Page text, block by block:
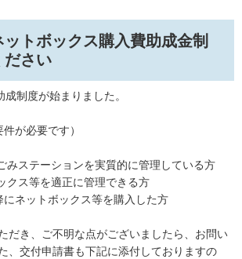
トボックス購入費助成金制
ださい
制度が始まりました。
が必要です）
みステーションを実質的に管理している方
クス等を適正に管理できる方
ネットボックス等を購入した方
だき、ご不明な点がございましたら、お問い
、交付申請書も下記に添付しておりますの